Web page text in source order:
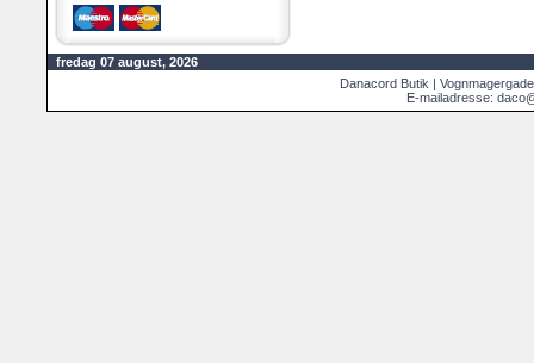
fredag 07 august, 2026
Danacord Butik |
E-mailadresse: